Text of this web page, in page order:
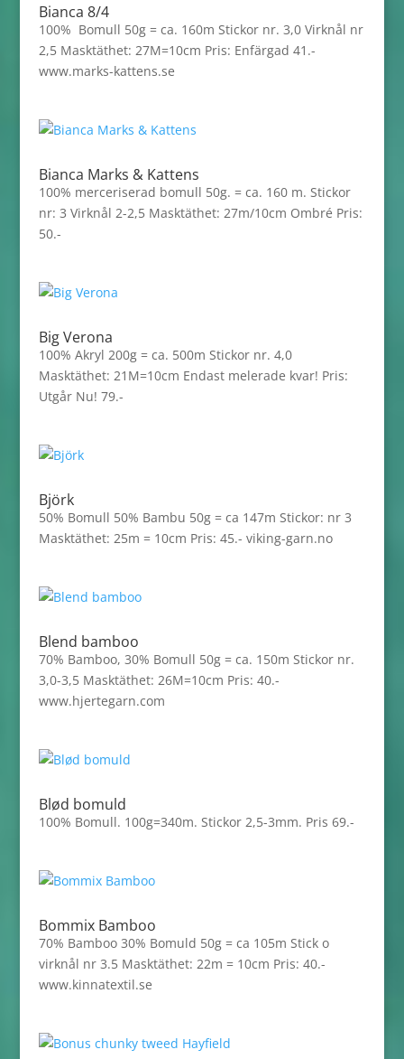
Bianca 8/4
100% Bomull 50g = ca. 160m Stickor nr. 3,0 Virknål nr
2,5 Masktäthet: 27M=10cm Pris: Enfärgad 41.-
www.marks-kattens.se
Bianca Marks & Kattens
100% merceriserad bomull 50g. = ca. 160 m. Stickor
nr: 3 Virknål 2-2,5 Masktäthet: 27m/10cm Ombré Pris:
50.-
Big Verona
100% Akryl 200g = ca. 500m Stickor nr. 4,0
Masktäthet: 21M=10cm Endast melerade kvar! Pris:
Utgår Nu! 79.-
Björk
50% Bomull 50% Bambu 50g = ca 147m Stickor: nr 3
Masktäthet: 25m = 10cm Pris: 45.- viking-garn.no
Blend bamboo
70% Bamboo, 30% Bomull 50g = ca. 150m Stickor nr.
3,0-3,5 Masktäthet: 26M=10cm Pris: 40.-
www.hjertegarn.com
Blød bomuld
100% Bomull. 100g=340m. Stickor 2,5-3mm. Pris 69.-
Bommix Bamboo
70% Bamboo 30% Bomuld 50g = ca 105m Stick o
virknål nr 3.5 Masktäthet: 22m = 10cm Pris: 40.-
www.kinnatextil.se